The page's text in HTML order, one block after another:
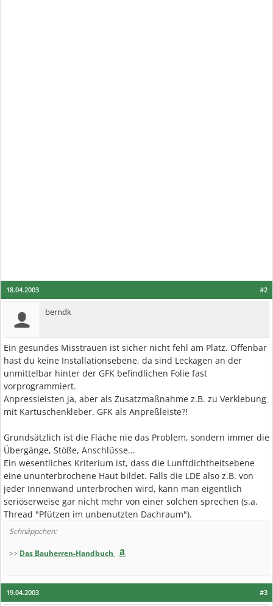
#2
18.04.2003
berndk
Ein gesundes Misstrauen ist sicher nicht fehl am Platz. Offenbar
hast du keine Installationsebene, da sind Leckagen an der
unmittelbar hinter der GFK befindlichen Folie fast
vorprogrammiert.
Anpressleisten ja, aber als Zusatzmaßnahme z.B. zu Verklebung
mit Kartuschenkleber. GFK als Anpreßleiste?!
Grundsätzlich ist die Fläche nie das Problem, sondern immer die
Übergänge, Stöße, Anschlüsse...
Ein wesentliches Kriterium ist, dass die Lunftdichtheitsebene
eine ununterbrochene Haut bildet. Falls die LDE also z.B. von
jeder Innenwand unterbrochen wird, kann man eigentlich
seriöserweise gar nicht mehr von einer solchen sprechen (s.a.
Thread "Pfützen im unbenutzten Dachraum").
Schnäppchen:
>> Das Bauherren-Handbuch
#3
19.04.2003